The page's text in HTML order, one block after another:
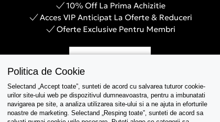
10% Off La Prima Achizitie
Acces VIP Anticipat La Oferte & Reduceri
Oferte Exclusive Pentru Membri
Asistenta
Politica de Cookie
Selectand „Accept toate”, sunteti de acord cu salvarea tuturor cookie-
urilor site-ului web pe dispozitivul dumneavoastra, pentru a imbunatati
navigarea pe site, a analiza utilizarea site-ului si a ne ajuta in eforturile
noastre de marketing. Selectand „Resping toate”, sunteti de acord sa